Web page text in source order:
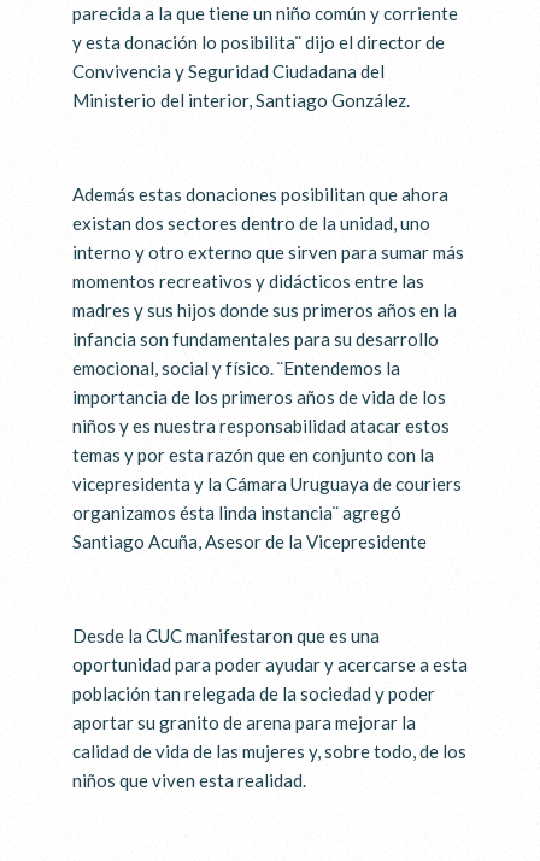
parecida a la que tiene un niño común y corriente
y esta donación lo posibilita¨ dijo el director de
Convivencia y Seguridad Ciudadana del
Ministerio del interior, Santiago González.
Además estas donaciones posibilitan que ahora
existan dos sectores dentro de la unidad, uno
interno y otro externo que sirven para sumar más
momentos recreativos y didácticos entre las
madres y sus hijos donde sus primeros años en la
infancia son fundamentales para su desarrollo
emocional, social y físico. ¨Entendemos la
importancia de los primeros años de vida de los
niños y es nuestra responsabilidad atacar estos
temas y por esta razón que en conjunto con la
vicepresidenta y la Cámara Uruguaya de couriers
organizamos ésta linda instancia¨ agregó
Santiago Acuña, Asesor de la Vicepresidente
Desde la CUC manifestaron que es una
oportunidad para poder ayudar y acercarse a esta
población tan relegada de la sociedad y poder
aportar su granito de arena para mejorar la
calidad de vida de las mujeres y, sobre todo, de los
niños que viven esta realidad.